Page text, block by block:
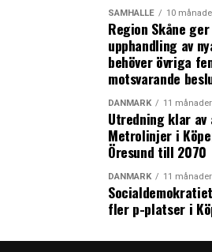
ID- och gränskontrollerna som
fram under 2016.
Medan de tillfälliga svenska
infördes den 12 november 2015,
mer än sex år senare så varade
kontrollerna mellan den 4 januari
Efter den hårda kritiken mot ett
ID-kontrollen som lämnades ut
den svenska regeringen med att
för att läsa
regeringens förslag om lag och
SAMHÄLLE 10
Region Skåne
upphandling av
behöver övriga
motsvarande
DANMARK 11
Utredning klar
Metrolinjer i
Öresund till 2070
DANMARK 11
fler p-platser i